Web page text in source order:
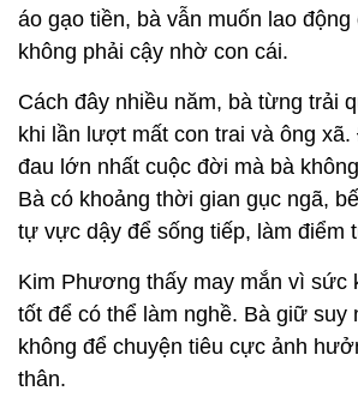
áo gạo tiền, bà vẫn muốn lao động
không phải cậy nhờ con cái.
Cách đây nhiều năm, bà từng trải
khi lần lượt mất con trai và ông
đau lớn nhất cuộc đời mà bà
Bà có khoảng thời gian gục ngã,
tự vực dậy để sống tiếp, làm điểm
Kim Phương thấy may mắn vì sức
tốt để có thể làm nghề. Bà giữ suy
không để chuyện tiêu cực ảnh
thân.